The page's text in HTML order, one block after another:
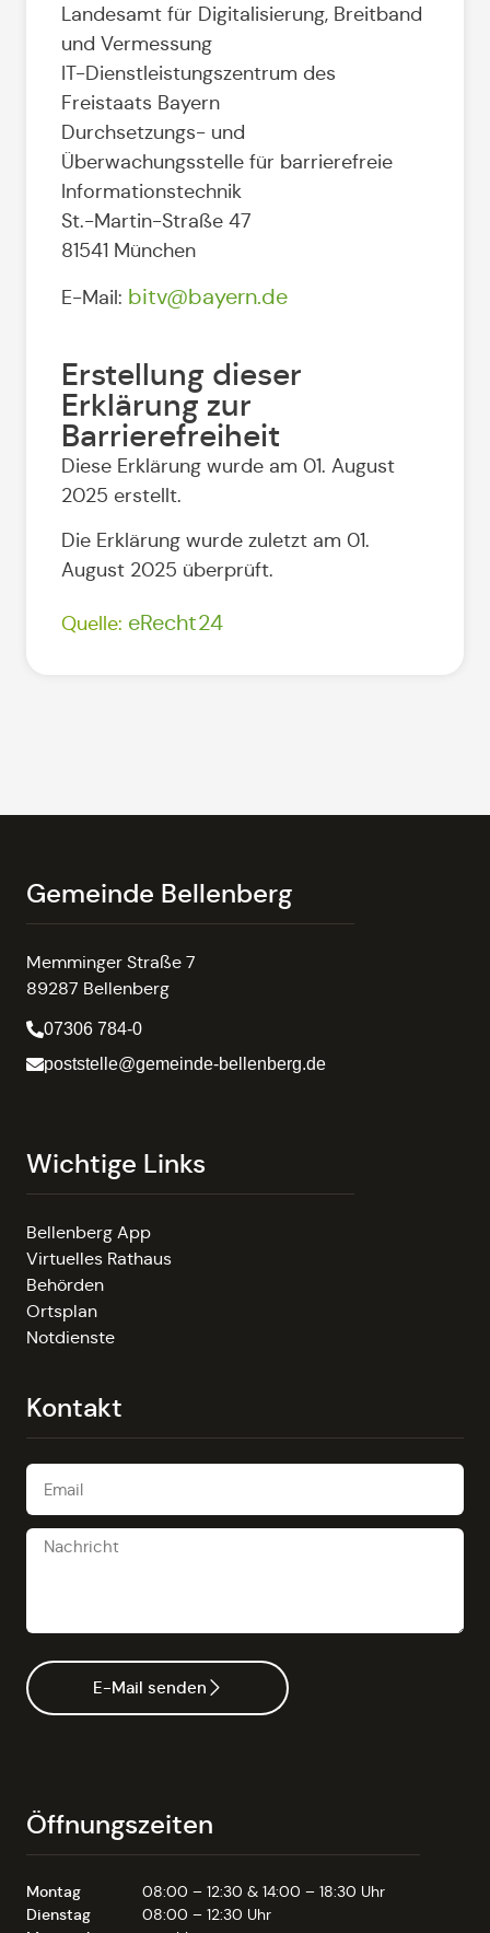
Landesamt für Digitalisierung, Breitband
und Vermessung
IT-Dienstleistungszentrum des
Freistaats Bayern
Durchsetzungs- und
Überwachungsstelle für barrierefreie
Informationstechnik
St.-Martin-Straße 47
81541 München
E-Mail: bitv@bayern.de
Erstellung dieser
Erklärung zur
Barrierefreiheit
Diese Erklärung wurde am 01. August
2025 erstellt.
Die Erklärung wurde zuletzt am 01.
August 2025 überprüft.
Quelle: eRecht24
Gemeinde Bellenberg
Memminger Straße 7
89287 Bellenberg
07306 784-0
poststelle@gemeinde-bellenberg.de
Wichtige Links
Bellenberg App
Virtuelles Rathaus
Behörden
Ortsplan
Notdienste
Kontakt
E-Mail senden
Öffnungszeiten
Montag
08:00 – 12:30 & 14:00 – 18:30 Uhr
Dienstag
08:00 – 12:30 Uhr